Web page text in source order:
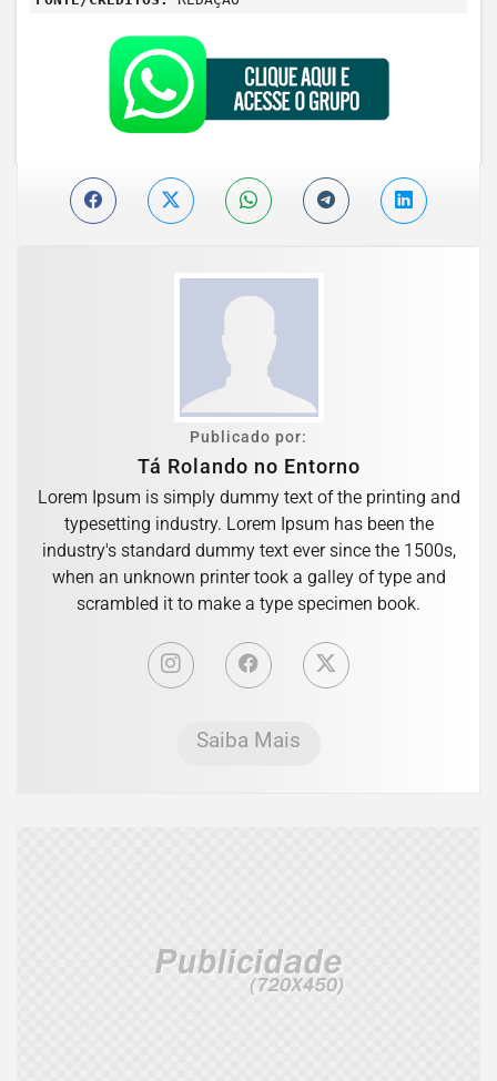
Publicado por:
Tá Rolando no Entorno
Lorem Ipsum is simply dummy text of the printing and
typesetting industry. Lorem Ipsum has been the
industry's standard dummy text ever since the 1500s,
when an unknown printer took a galley of type and
scrambled it to make a type specimen book.
Saiba Mais